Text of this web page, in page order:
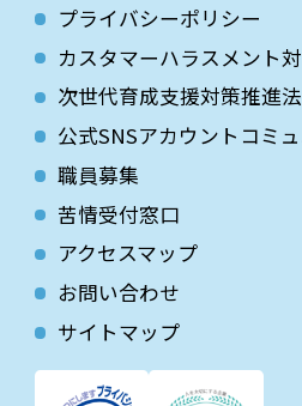
プライバシーポリシー
カスタマーハラスメント
次世代育成⽀援対策推進
公式SNSアカウントコミ
職員募集
苦情受付窓口
アクセスマップ
お問い合わせ
サイトマップ